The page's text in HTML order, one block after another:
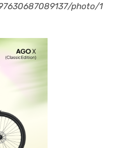
photo/1